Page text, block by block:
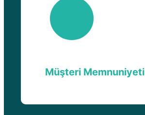
Müşteri Memnuniyeti